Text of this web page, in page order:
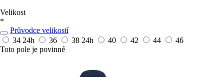
Velikost
*
Průvodce velikostí
34 24h 36 38 24h 40 42 44
46
Toto pole je povinné